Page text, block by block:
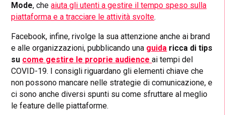
Mode, cheaiuta gli utenti a gestire il tempo speso sulla
piattaforma e a tracciare le attività svolte.
Facebook, infine, rivolge la sua attenzione anche ai brand
e alle organizzazioni, pubblicando una guida ricca di tips
su come gestire le proprie audience ai tempi del
COVID-19. I consigli riguardano gli elementi chiave che
non possono mancare nelle strategie di comunicazione, e
ci sono anche diversi spunti su come sfruttare al meglio
le feature delle piattaforme.